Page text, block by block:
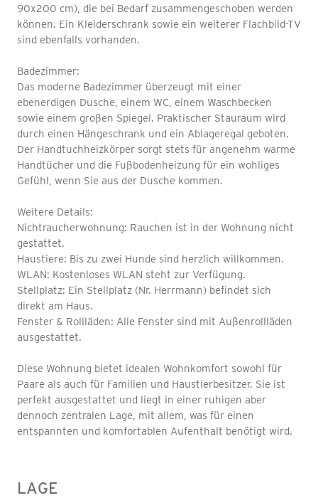
90x200 cm), die bei Bedarf zusammengeschoben werden
können. Ein Kleiderschrank sowie ein weiterer Flachbild-TV
sind ebenfalls vorhanden.
Badezimmer:
Das moderne Badezimmer überzeugt mit einer
ebenerdigen Dusche, einem WC, einem Waschbecken
sowie einem großen Spiegel. Praktischer Stauraum wird
durch einen Hängeschrank und ein Ablageregal geboten.
Der Handtuchheizkörper sorgt stets für angenehm warme
Handtücher und die Fußbodenheizung für ein wohliges
Gefühl, wenn Sie aus der Dusche kommen.
Weitere Details:
Nichtraucherwohnung: Rauchen ist in der Wohnung nicht
gestattet.
Haustiere: Bis zu zwei Hunde sind herzlich willkommen.
WLAN: Kostenloses WLAN steht zur Verfügung.
Stellplatz: Ein Stellplatz (Nr. Herrmann) befindet sich
direkt am Haus.
Fenster & Rollläden: Alle Fenster sind mit Außenrollläden
ausgestattet.
Diese Wohnung bietet idealen Wohnkomfort sowohl für
Paare als auch für Familien und Haustierbesitzer. Sie ist
perfekt ausgestattet und liegt in einer ruhigen aber
dennoch zentralen Lage, mit allem, was für einen
entspannten und komfortablen Aufenthalt benötigt wird.
LAGE